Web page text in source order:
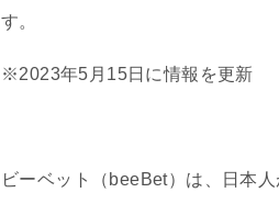
す。
※2023年5月15日に情報を更新
ビーベット（beeBet）は、日本